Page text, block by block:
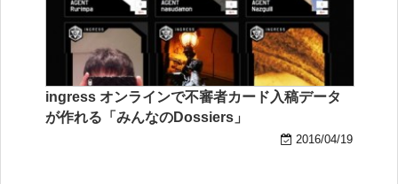
ingress オンラインで不審者カード入稿データ
が作れる「みんなのDossiers」
2016/04/19